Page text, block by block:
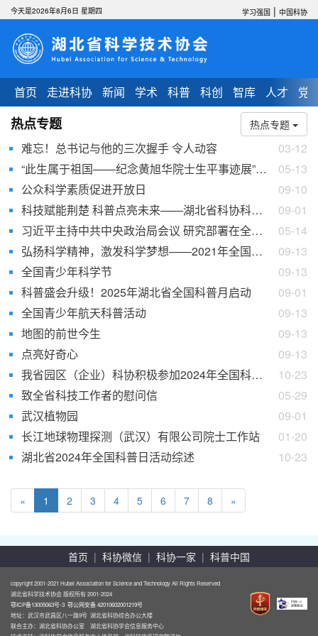
首页 走进科协 新闻 学术 科普 科创 智库 人才 党
今天是2026年8月6日 星期四 学习强国 | 中国科协
热点专题 热点专题
难忘！总书记与他的三次握手 令人动容
03-12
“此生属于祖国——纪念黄旭华院士生平事迹展”在汉揭幕
05-13
公众科学素质促进开放日
09-10
科技赋能荆楚 科普点亮未来——湖北省科协科普工作宣传片
09-01
习近平主持中共中央政治局会议 研究部署在全党开展“不忘初心、牢记使命”主题教育工作
05-14
弘扬科学精神，激发科学梦想——2021年全国科普日 《大学之前》院士专家线上科普报告即将开播
09-13
全国青少年科学节
09-13
科普盛会升级！2025年湖北省全国科普月启动
09-01
全国青少年航天科普活动
09-13
地图的前世今生
09-13
点亮好奇心
09-13
我省园区（企业）科协积极参加2024年全国科普日活动
10-23
致全省科技工作者的慰问信
05-29
武汉植物园
09-01
长江地球物理探测（武汉）有限公司院士工作站
01-20
湖北省2024年全国科普日活动综述
10-23
« 1 2 3 4 5 6 7 8 »
首页 | 科协微信 | 科协一家 | 科普中国
copyright 2001-2021 Hubei Association for Science and Technology All Rights Reserved
湖北省科学技术协会 版权所有 2001-2024
鄂ICP备13005063号-3 鄂公网安备 42010602001219号
地址：武汉市武昌区八一路9号 湖北省科协综合办公大楼
联合主办：湖北省科协办公室 湖北省科协学会信息服务中心